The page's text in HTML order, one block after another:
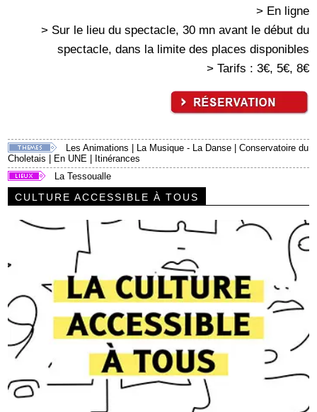
> En ligne
> Sur le lieu du spectacle, 30 mn avant le début du
spectacle, dans la limite des places disponibles
> Tarifs : 3€, 5€, 8€
Les Animations La Musique - La Danse |Conservatoire du
Choletais
En UNE
Itinérances
La Tessoualle
CULTURE ACCESSIBLE À TOUS